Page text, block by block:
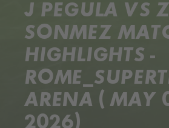
J PEGULA VS Z
SONMEZ
HIGHLIGHTS -
ARENA ( MAY
2026)